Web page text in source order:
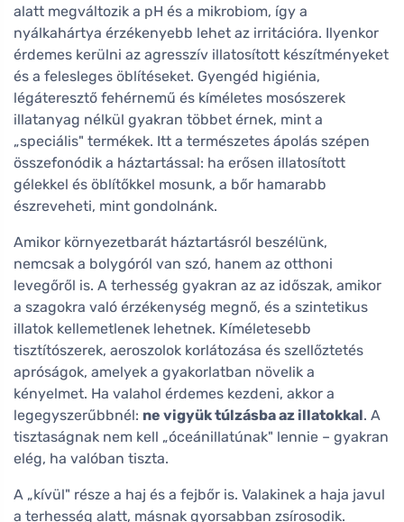
alatt megváltozik a pH és a mikrobiom, így a
nyálkahártya érzékenyebb lehet az irritációra. Ilyenkor
érdemes kerülni az agresszív illatosított készítményeket
és a felesleges öblítéseket. Gyengéd higiénia,
légáteresztő fehérnemű és kíméletes mosószerek
illatanyag nélkül gyakran többet érnek, mint a
„speciális" termékek. Itt a természetes ápolás szépen
összefonódik a háztartással: ha erősen illatosított
gélekkel és öblítőkkel mosunk, a bőr hamarabb
észreveheti, mint gondolnánk.
Amikor környezetbarát háztartásról beszélünk,
nemcsak a bolygóról van szó, hanem az otthoni
levegőről is. A terhesség gyakran az az időszak, amikor
a szagokra való érzékenység megnő, és a szintetikus
illatok kellemetlenek lehetnek. Kíméletesebb
tisztítószerek, aeroszolok korlátozása és szellőztetés
apróságok, amelyek a gyakorlatban növelik a
kényelmet. Ha valahol érdemes kezdeni, akkor a
legegyszerűbbnél: ne vigyük túlzásba az illatokkal. A
tisztaságnak nem kell „óceánillatúnak" lennie – gyakran
elég, ha valóban tiszta.
A „kívül" része a haj és a fejbőr is. Valakinek a haja javul
a terhesség alatt, másnak gyorsabban zsírosodik.